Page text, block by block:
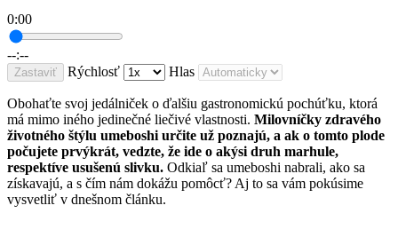
0:00
--:--
Zastaviť Rýchlosť Hlas
Obohaťte svoj jedálniček o ďalšiu gastronomickú pochúťku, ktorá
má mimo iného jedinečné liečivé vlastnosti. Milovníčky zdravého
životného štýlu umeboshi určite už poznajú, a ak o tomto plode
počujete prvýkrát, vedzte, že ide o akýsi druh marhule,
respektíve usušenú slivku. Odkiaľ sa umeboshi nabrali, ako sa
získavajú, a s čím nám dokážu pomôcť? Aj to sa vám pokúsime
vysvetliť v dnešnom článku.